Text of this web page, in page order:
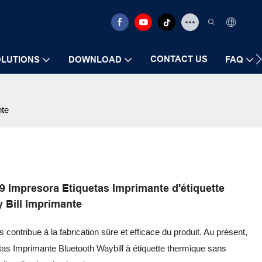
DOWNLOAD CONTACT US FAQ
Impresora Etiquetas Imprimante d'étiquette
Bill Imprimante
à la fabrication sûre et efficace du produit. Au présent,
Imprimante Bluetooth Waybill à étiquette thermique sans